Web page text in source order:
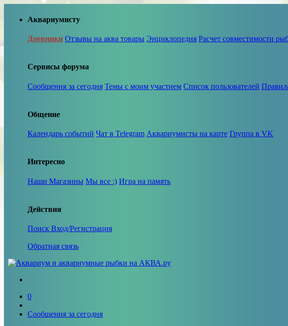
Аквариумисту
Дневники Отзывы на аква товары Энциклопедия Расчет совместимости
Сервисы форума
Сообщения за сегодня Темы с моим участием Список пользователей
Общение
Календарь событий Чат в Telegram Аквариумисты на карте Группа в VK
Интересно
Наши Магазины Мы все :) Игра на память
Действия
Поиск Вход/Регистрация
Обратная связь
0
Сообщения за сегодня